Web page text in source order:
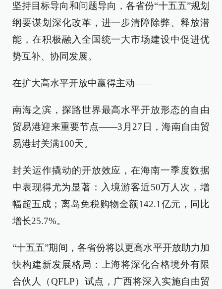
坚持目标导向和问题导向，各省份“十五五”规划
纲要谋划深化改革，进一步清障除弊、释放潜
能，在积极融入全国统一大市场建设中促进优
势互补、协同发展。
在扩大高水平开放中赢得主动——
南海之滨，探路世界最高水平开放形态的自由
贸易港迎来重要节点——3月27日，海南自由贸
易港封关满100天。
封关运作撬动的开放效应，在海南一季度数据
中表现得尤为显著：入境游客近50万人次，增
幅超五成；离岛免税购物金额142.1亿元，同比
增长25.7%。
“十五五”期间，各省份将以更高水平开放助力加
快构建新发展格局：上海将深化合格境外有限
合伙人（QFLP）试点，广西将深入实施自由贸